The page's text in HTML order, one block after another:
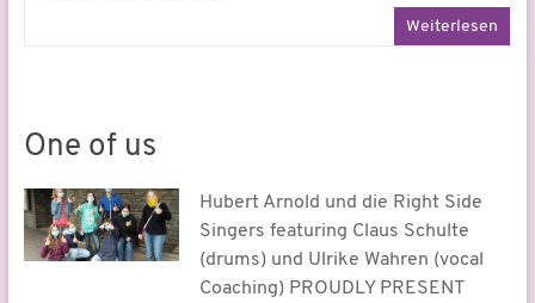
Weiterlesen
One of us
Hubert Arnold und die Right Side
Singers featuring Claus Schulte
(drums) und Ulrike Wahren (vocal
Coaching) PROUDLY PRESENT